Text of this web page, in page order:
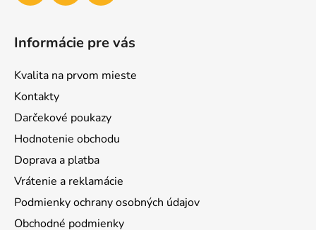
Informácie pre vás
Kvalita na prvom mieste
Kontakty
Darčekové poukazy
Hodnotenie obchodu
Doprava a platba
Vrátenie a reklamácie
Podmienky ochrany osobných údajov
Obchodné podmienky